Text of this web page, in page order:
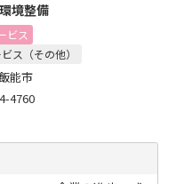
境整備
ビス
ス（その他）
能市
4760